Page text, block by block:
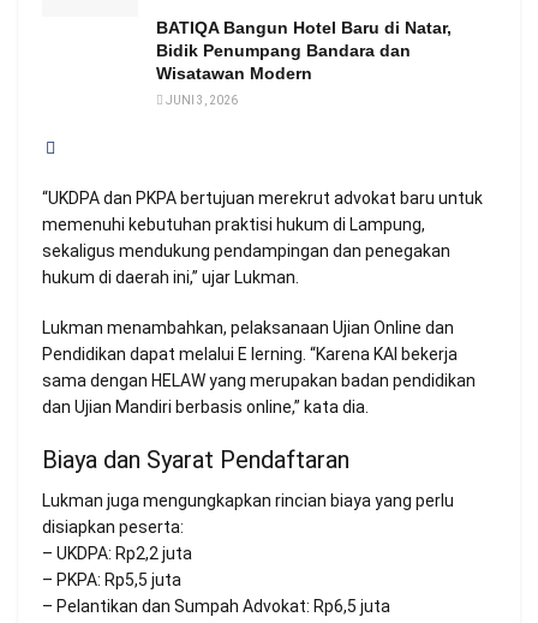
BATIQA Bangun Hotel Baru di Natar,
Bidik Penumpang Bandara dan
Wisatawan Modern
JUNI 3, 2026
“UKDPA dan PKPA bertujuan merekrut advokat baru untuk
memenuhi kebutuhan praktisi hukum di Lampung,
sekaligus mendukung pendampingan dan penegakan
hukum di daerah ini,” ujar Lukman.
Lukman menambahkan, pelaksanaan Ujian Online dan
Pendidikan dapat melalui E lerning. “Karena KAI bekerja
sama dengan HELAW yang merupakan badan pendidikan
dan Ujian Mandiri berbasis online,” kata dia.
Biaya dan Syarat Pendaftaran
Lukman juga mengungkapkan rincian biaya yang perlu
disiapkan peserta:
– UKDPA: Rp2,2 juta
– PKPA: Rp5,5 juta
– Pelantikan dan Sumpah Advokat: Rp6,5 juta